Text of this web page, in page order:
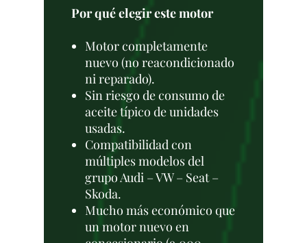
Por qué elegir este motor
Motor completamente
nuevo (no reacondicionado
ni reparado).
Sin riesgo de consumo de
aceite típico de unidades
usadas.
Compatibilidad con
múltiples modelos del
grupo Audi – VW – Seat –
Skoda.
Mucho más económico que
un motor nuevo en